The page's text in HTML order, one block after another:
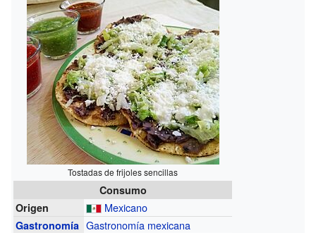
Tostadas de frijoles sencillas
Consumo
Origen
Mexicano
Gastronomía Gastronomía mexicana